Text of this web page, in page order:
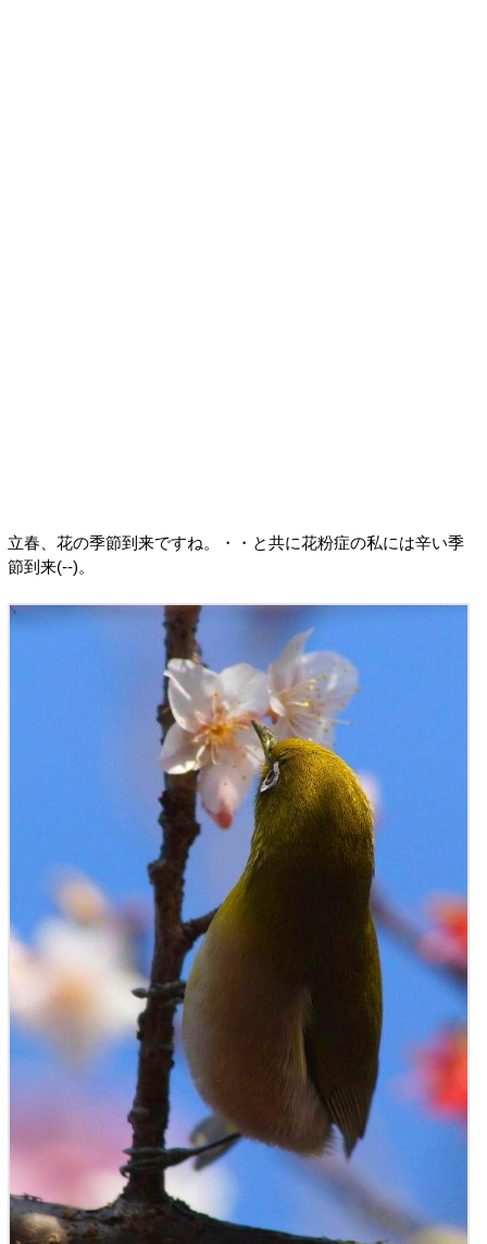
立春、花の季節到来ですね。・・と共に花粉症の私には辛い季
節到来(--)。